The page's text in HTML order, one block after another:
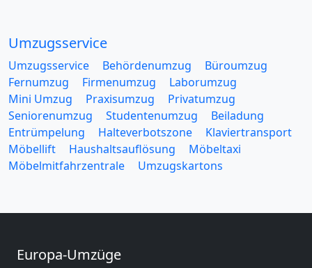
Umzugsservice
Umzugsservice Behördenumzug
Büroumzug
Fernumzug
Firmenumzug
Laborumzug
Mini Umzug
Praxisumzug
Privatumzug
Seniorenumzug
Studentenumzug
Beiladung
Entrümpelung
Halteverbotszone
Klaviertransport
Möbellift
Haushaltsauflösung
Möbeltaxi
Möbelmitfahrzentrale
Umzugskartons
Europa-Umzüge